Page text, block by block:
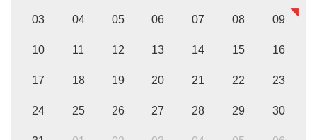
03 04 05 06 07 08 09
10 11 12 13 14 15 16
17 18 19 20 21 22 23
24 25 26 27 28 29 30